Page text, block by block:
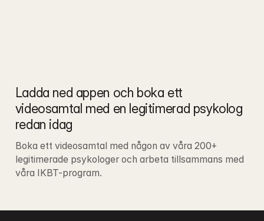
Ladda ned appen och boka ett
videosamtal med en legitimerad psykolog
redan idag
Boka ett videosamtal med någon av våra 200+
legitimerade psykologer och arbeta tillsammans med
våra IKBT-program.